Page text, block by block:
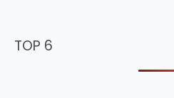
TOP 6